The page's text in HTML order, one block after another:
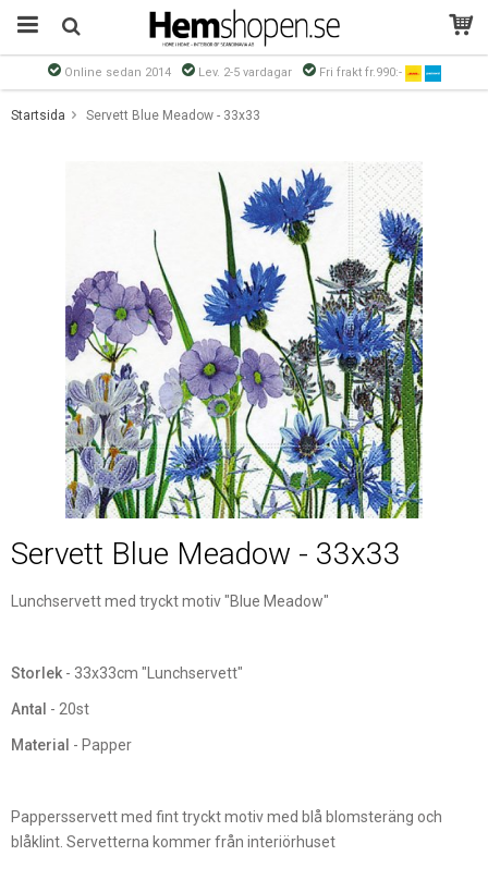
Online sedan 2014 Lev. 2-5 vardagar Fri frakt fr.990:-
Startsida Servett Blue Meadow - 33x33
Servett Blue Meadow - 33x33
Lunchservett med tryckt motiv "Blue Meadow"
Storlek - 33x33cm "Lunchservett"
Antal - 20st
Material - Papper
Pappersservett med fint tryckt motiv med blå blomsteräng och
blåklint. Servetterna kommer från interiörhuset